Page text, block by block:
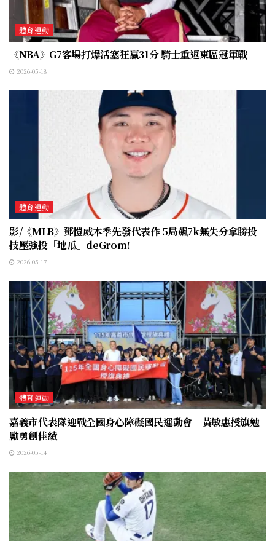
體育運動
《NBA》G7客場打爆活塞狂贏31分 騎士重返東區冠軍戰
2026-05-18
體育運動
影/《MLB》鄧愷威本季先發代表作 5局飆7k無失分拿勝投
技壓強投「地瓜」deGrom!
2026-05-17
體育運動
嘉義市代表隊迎戰全國身心障礙國民運動會 黃敏惠授旗勉
勵勇創佳績
2026-05-14